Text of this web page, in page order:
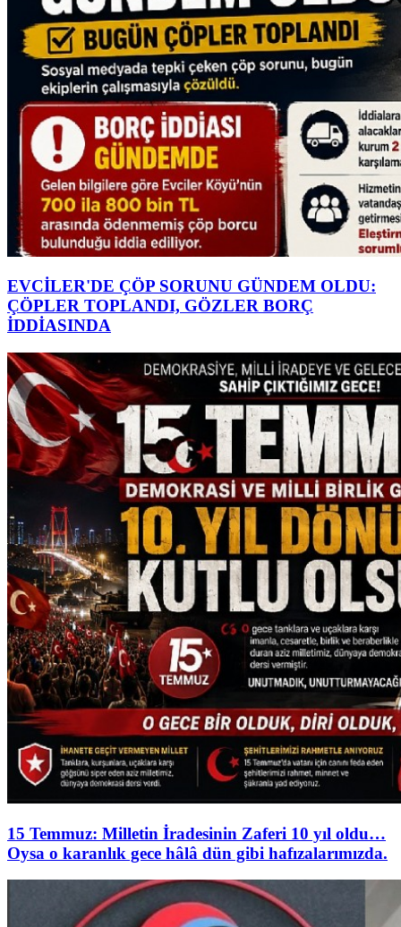
EVCİLER'DE ÇÖP SORUNU GÜNDEM OLDU:
ÇÖPLER TOPLANDI, GÖZLER BORÇ
İDDİASINDA
15 Temmuz: Milletin İradesinin Zaferi 10 yıl oldu…
Oysa o karanlık gece hâlâ dün gibi hafızalarımızda.